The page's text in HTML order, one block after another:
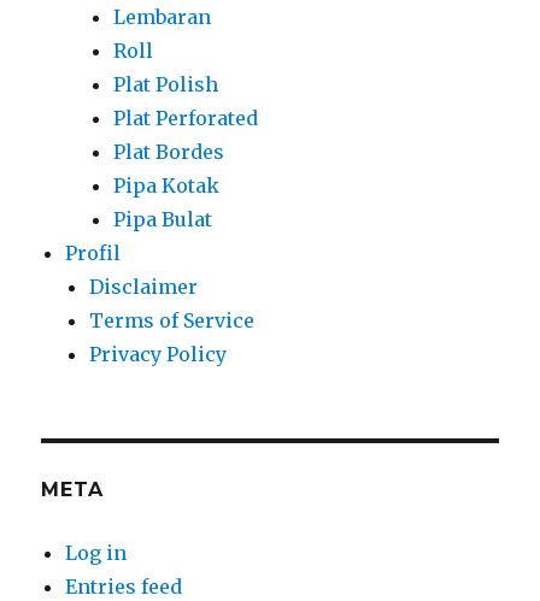
Lembaran
Roll
Plat Polish
Plat Perforated
Plat Bordes
Pipa Kotak
Pipa Bulat
Profil
Disclaimer
Terms of Service
Privacy Policy
META
Log in
Entries feed